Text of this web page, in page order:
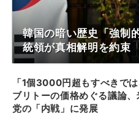
韓国の暗い歴史「強制
統領が真相解明を約束
「1個3000円超もすべきでは
ブリトーの価格めぐる議論、
党の「内戦」に発展